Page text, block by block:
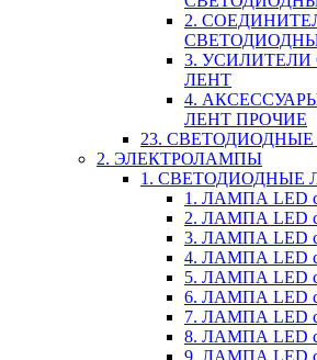
2.
3.
ЛЕНТ
4.
ЛЕНТ ПРОЧИЕ
23.
2. ЭЛЕКТРОЛАМПЫ
1. СВЕТОДИОДНЫЕ
1. ЛАМПА LED c
2. ЛАМПА LED c
3. ЛАМПА LED c
4. ЛАМПА LED c
5. ЛАМПА LED c
6. ЛАМПА LED c
7. ЛАМПА LED c
8. ЛАМПА LED c
9. ЛАМПА LED c